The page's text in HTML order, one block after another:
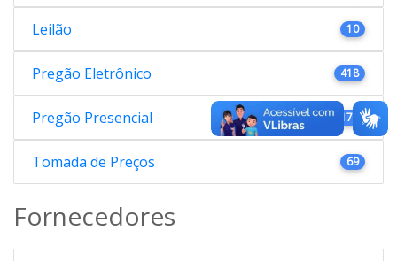
Leilão 10
Pregão Eletrônico 418
Pregão Presencial 176
Tomada de Preços 69
Fornecedores